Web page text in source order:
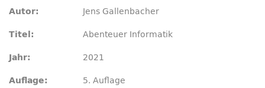
Autor: Jens Gallenbacher
Titel: Abenteuer Informatik
Jahr: 2021
Auflage: 5. Auflage